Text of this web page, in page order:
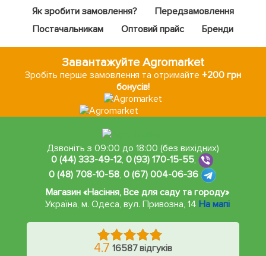
Як зробити замовлення?
Передзамовлення
Постачальникам
Оптовий прайс Бренди
Завантажуйте Agromarket
Зробіть перше замовлення та отримайте+200 грн
бонусів!
Дзвоніть з 09:00 до 18:00 (без вихідних)
0 (44) 333-49-12, 0 (93) 170-15-55,
0 (48) 708-10-58, 0 (67) 004-06-36
Магазин «Насіння, Все для саду та городу»
Україна, м. Одеса,вул. Привозна, 14 На мапі
4.7 16587 відгуків